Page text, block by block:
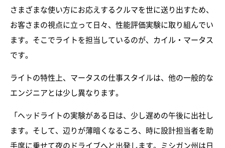
さまざまな使い方にお応えするクルマを世に送り出すため、
お客さまの視点に立って日々、性能評価実験に取り組んでい
ます。そこでライトを担当しているのが、カイル・マータス
です。
ライトの特性上、マータスの仕事スタイルは、他の一般的な
エンジニアとは少し異なります。
「ヘッドライトの実験がある日は、少し遅めの午後に出社し
ます。そして、辺りが薄暗くなるころ、時に設計担当者を助
手席に乗せて夜のドライブへと出発します。ミシガン州は日